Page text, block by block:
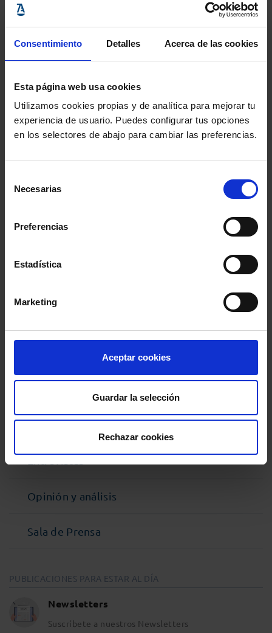
Consentimiento Detalles Acerca de las cookies
Esta página web usa cookies
Utilizamos cookies propias y de analítica para mejorar tu
experiencia de usuario. Puedes configurar tus opciones
en los selectores de abajo para cambiar las preferencias.
Necesarias
Preferencias
Estadística
Marketing
Aceptar cookies
Guardar la selección
Rechazar cookies
la lista de los coordinadores del Mes Europeo en cada
Estado miembro. Podrán asimismo poner a prueba su
nivel de conocimientos haciendo en línea el test sobre
ciberseguridad actualizado. El sitio web también
contiene un mapa interactivo, en el que pueden
consultarse las actividades que se organizan en cada
ciudad.
news/cybersecurity-is-a-shared-responsibility-2018-
Opinión y análisis
Sala de Prensa
PUBLICACIONES PARA ESTAR AL DÍA
Newsletters
Suscríbete a nuestros Newsletters